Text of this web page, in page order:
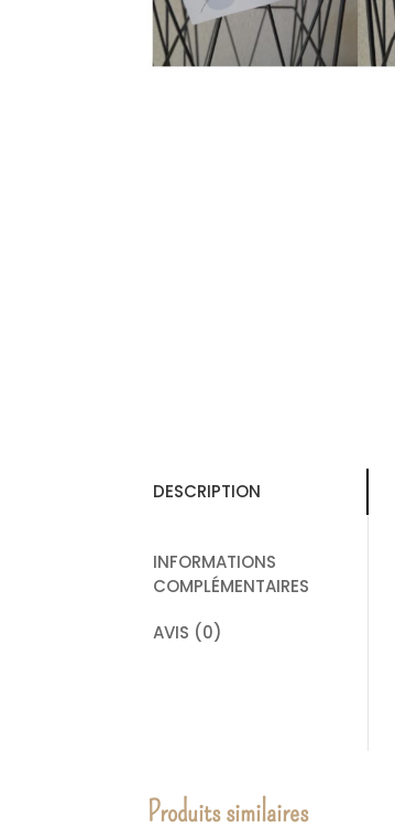
DESCRIPTION
INFORMATIONS
COMPLÉMENTAIRES
AVIS (0)
Produits similaires